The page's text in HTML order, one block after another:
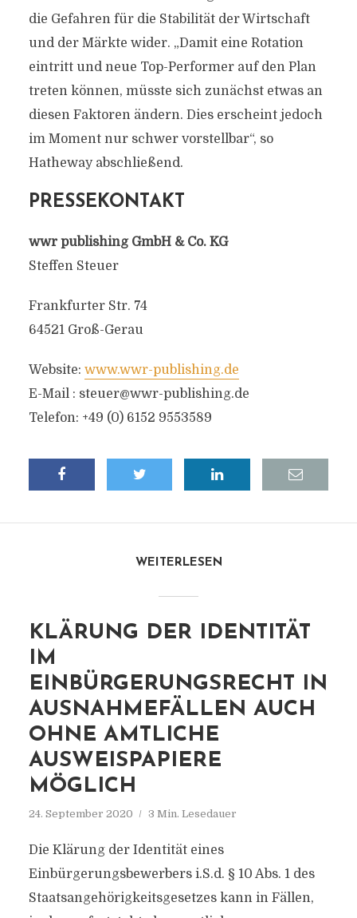
die Gefahren für die Stabilität der Wirtschaft
und der Märkte wider. „Damit eine Rotation
eintritt und neue Top-Performer auf den Plan
treten können, müsste sich zunächst etwas an
diesen Faktoren ändern. Dies erscheint jedoch
im Moment nur schwer vorstellbar“, so
Hatheway abschließend.
PRESSEKONTAKT
wwr publishing GmbH & Co. KG
Steffen Steuer
Frankfurter Str. 74
64521 Groß-Gerau
Website: www.wwr-publishing.de
E-Mail : steuer@wwr-publishing.de
Telefon: +49 (0) 6152 9553589
WEITERLESEN
KLÄRUNG DER IDENTITÄT
IM
EINBÜRGERUNGSRECHT IN
AUSNAHMEFÄLLEN AUCH
OHNE AMTLICHE
AUSWEISPAPIERE
MÖGLICH
24. September 2020 3 Min. Lesedauer
Die Klärung der Identität eines
Einbürgerungsbewerbers i.S.d. § 10 Abs. 1 des
Staatsangehörigkeitsgesetzes kann in Fällen,